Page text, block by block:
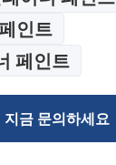
인트
페인트
지금 문의하세요